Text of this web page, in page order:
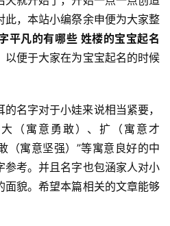
此，本站小编祭余申便为大家整
平凡的有哪些 姓楼的宝宝起名
以便于大家在为宝宝起名的时候
名字对于小娃来说相当紧要，
（寓意勇敢）、扩（寓意才
（寓意坚强）”等寓意良好的中
参考。并且名字也包涵家人对小
面貌。希望本篇相关的文章能够